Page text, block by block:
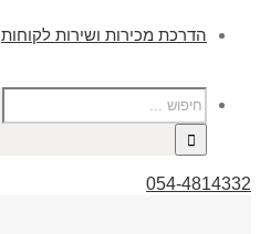
הדרכת מכירות ושירות לקוחות
054-4814332